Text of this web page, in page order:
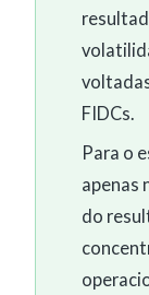
FIDCs.
Para o
apenas
do